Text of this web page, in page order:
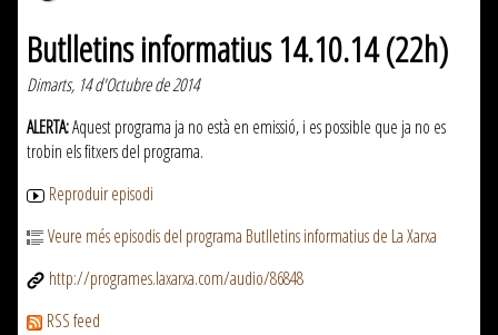
Butlletins informatius 14.10.14 (22h)
Dimarts, 14 d'Octubre de 2014
ALERTA:Aquest programa ja no està en emissió, i es possible que ja no es
trobin els fitxers del programa.
Reproduir episodi
Veure més episodis del programa Butlletins informatius de La Xarxa
http://programes.laxarxa.com/audio/86848
RSS feed